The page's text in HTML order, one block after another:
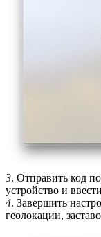
3. Отправить код
устройство и
4. Завершить
геолокации,